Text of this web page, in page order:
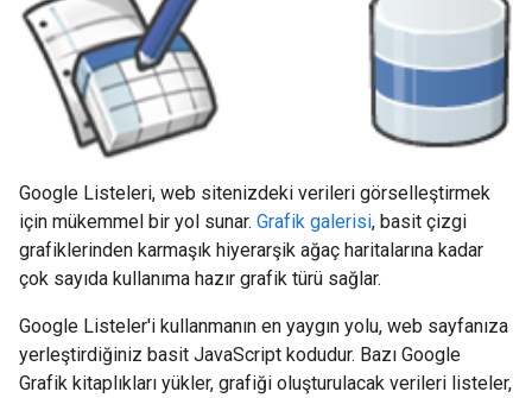
Google Listeleri, web sitenizdeki verileri görselleştirmek
için mükemmel bir yol sunar. Grafik galerisi, basit çizgi
grafiklerinden karmaşık hiyerarşik ağaç haritalarına kadar
çok sayıda kullanıma hazır grafik türü sağlar.
Google Listeler'i kullanmanın en yaygın yolu, web sayfanıza
yerleştirdiğiniz basit JavaScript kodudur. Bazı Google
Grafik kitaplıkları yükler, grafiği oluşturulacak verileri listeler,